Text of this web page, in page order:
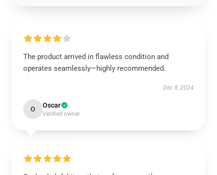
The product arrived in flawless condition and
operates seamlessly—highly recommended.
Dec 8, 2024
O Oscar
Verified owner